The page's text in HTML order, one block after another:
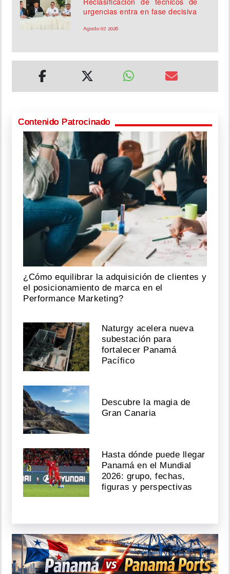
urgencias entra en fase decisiva
Agosto 07, 2026
Contenido Patrocinado
¿Cómo equilibrar la adquisición de clientes y
el posicionamiento de marca en el
Performance Marketing?
Naturgy acelera nueva
subestación para
fortalecer Panamá
Pacífico
Descubre la magia de
Gran Canaria
Hasta dónde puede llegar
Panamá en el Mundial
2026: grupo, fechas,
figuras y perspectivas